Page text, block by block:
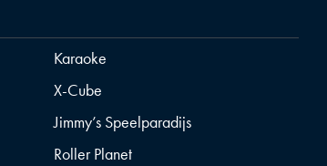
Karaoke
X-Cube
Jimmy’s Speelparadijs
Roller Planet